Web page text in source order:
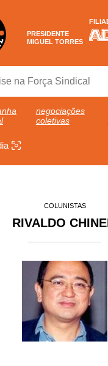
PRESIDENTE
MIGUEL TORRES
negociações
coletivas
COLUNISTAS
RIVALDO